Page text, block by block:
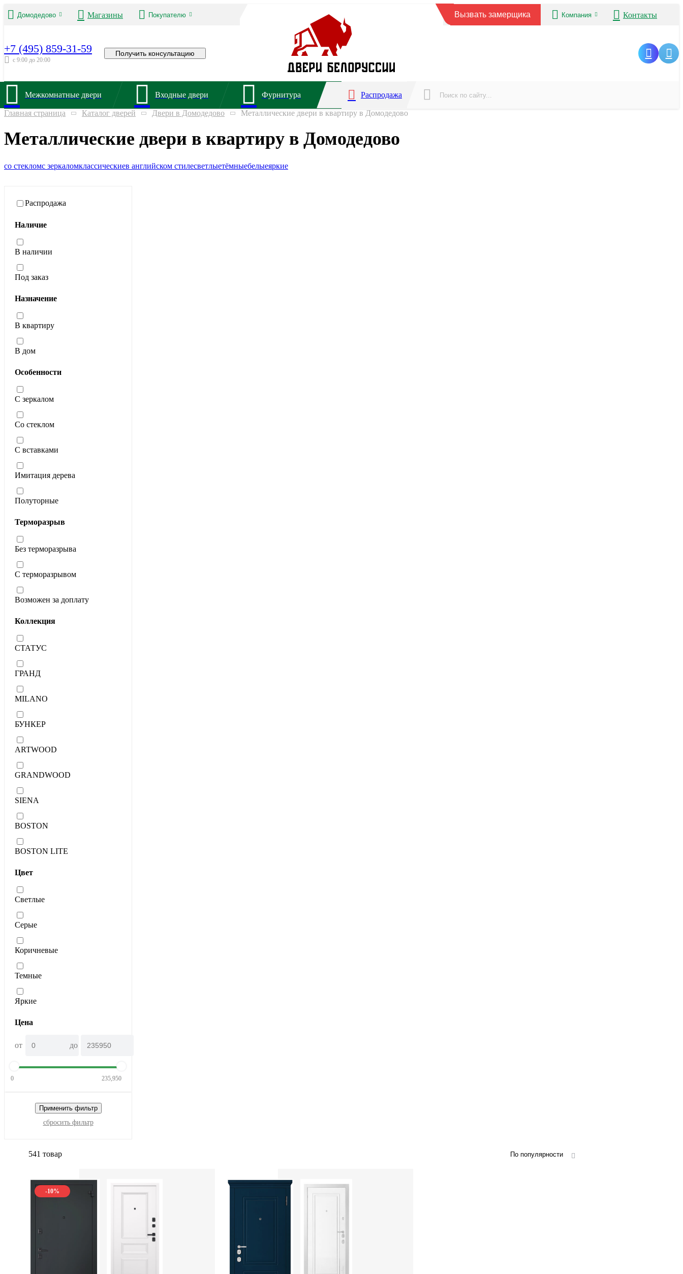
Домодедово Магазины Покупателю Вызвать замерщика Компания Контакты
+7 (495) 859-31-59
с 9:00 до 20:00
Получить консультацию
Межкомнатные двери Входные двери Фурнитура Распродажа
Главная страница Каталог дверей Двери в Домодедово Металлические двери в квартиру в Домодедово
Металлические двери в квартиру в Домодедово
со стекломс зеркаломклассическиев английском стилесветлыетёмныебелыеяркие
Распродажа
Наличие
В наличии
Под заказ
Назначение
В квартиру
В дом
Особенности
С зеркалом
Со стеклом
С вставками
Имитация дерева
Полуторные
Терморазрыв
Без терморазрыва
С терморазрывом
Возможен за доплату
Коллекция
СТАТУС
ГРАНД
MILANO
БУНКЕР
ARTWOOD
GRANDWOOD
SIENA
BOSTON
BOSTON LITE
Цвет
Светлые
Серые
Коричневые
Темные
Яркие
Цена
от до
0 235,950
Применить фильтр
сбросить фильтр
541 товар По популярности
-10%